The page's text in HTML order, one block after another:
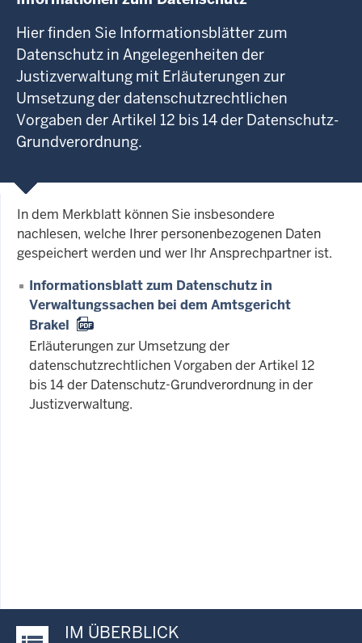
Hier finden Sie Informationsblätter zum
Datenschutz in Angelegenheiten der
Justizverwaltung mit Erläuterungen zur
Umsetzung der datenschutzrechtlichen
Vorgaben der Artikel 12 bis 14 der Datenschutz-
Grundverordnung.
In dem Merkblatt können Sie insbesondere
nachlesen, welche Ihrer personenbezogenen Daten
gespeichert werden und wer Ihr Ansprechpartner ist.
Informationsblatt zum Datenschutz in
Verwaltungssachen bei dem Amtsgericht
Brakel
Erläuterungen zur Umsetzung der
datenschutzrechtlichen Vorgaben der Artikel 12
bis 14 der Datenschutz-Grundverordnung in der
Justizverwaltung.
IM ÜBERBLICK